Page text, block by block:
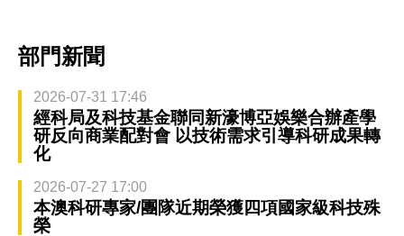
部門新聞
2026-07-31 17:46
經科局及科技基金聯同新濠博亞娛樂合辦產學
研反向商業配對會 以技術需求引導科研成果轉
化
2026-07-27 17:00
本澳科研專家/團隊近期榮獲四項國家級科技殊
榮